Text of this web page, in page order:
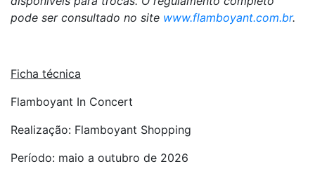
pode ser consultado no site www.flamboyant.com.br.
Ficha técnica
Flamboyant In Concert
Realização: Flamboyant Shopping
Período: maio a outubro de 2026